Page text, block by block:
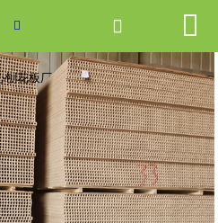
网站首页
产品中心
新闻中心
关于爱游戏ayx体育
走进爱游戏ayx体育

刨花板厂
 